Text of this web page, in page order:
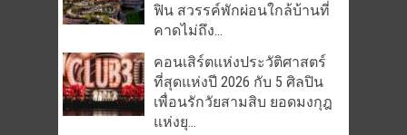
ฟิน สวรรค์พักผ่อนใกล้บ้านที่
คาดไม่ถึง...
คอนเสิร์ตแห่งประวัติศาสตร์
ที่สุดแห่งปี 2026 กับ 5 ศิลปิน
เพื่อนรักวัยสามสิบ ยอดมงกุฎ
แห่งยุ...